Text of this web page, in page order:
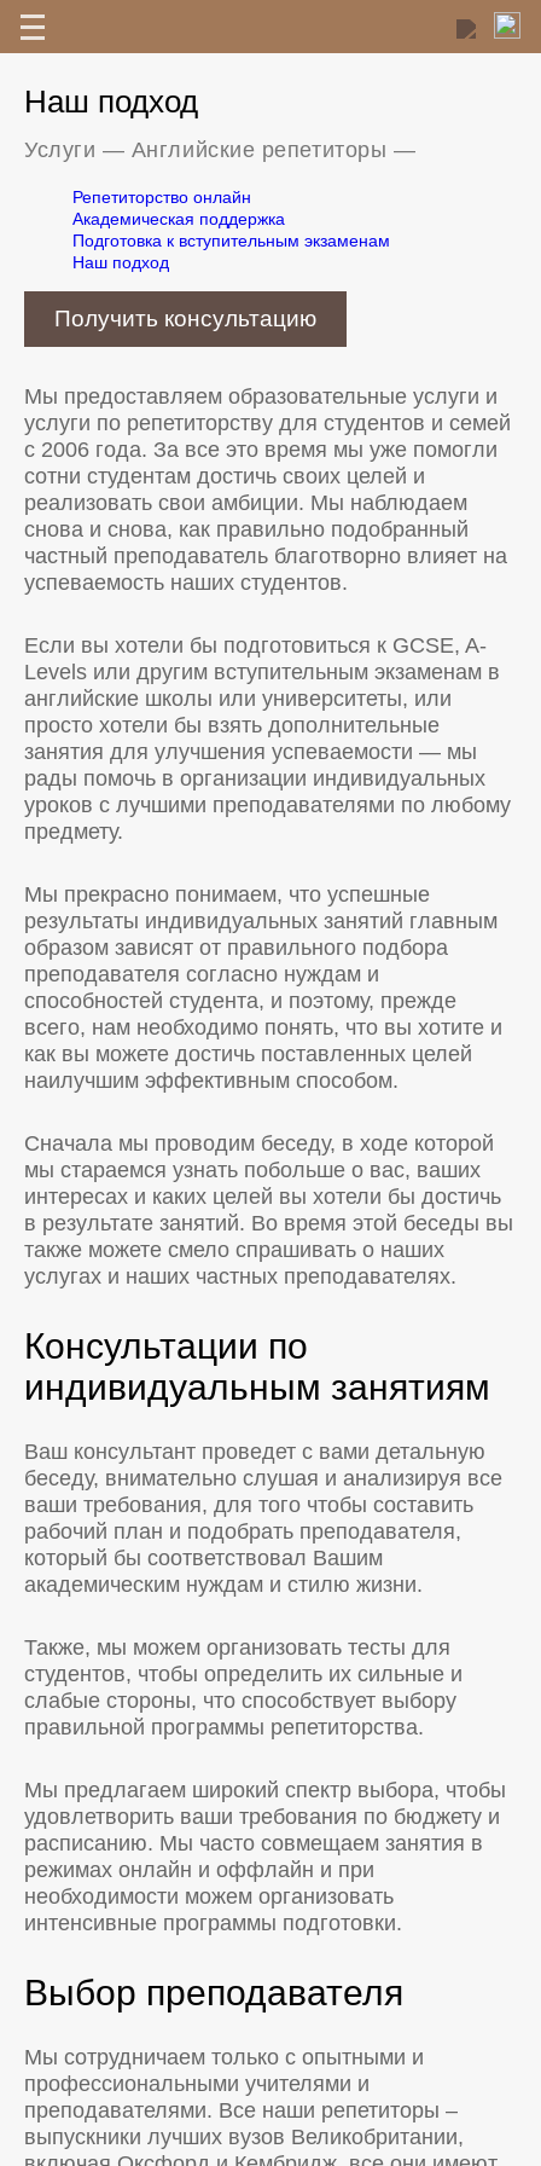
Наш подход
Услуги — Английские репетиторы —
Репетиторство онлайн
Академическая поддержка
Подготовка к вступительным экзаменам
Наш подход
Получить консультацию
Мы предоставляем образовательные услуги и
услуги по репетиторству для студентов и семей
с 2006 года. За все это время мы уже помогли
сотни студентам достичь своих целей и
реализовать свои амбиции. Мы наблюдаем
снова и снова, как правильно подобранный
частный преподаватель благотворно влияет на
успеваемость наших студентов.
Если вы хотели бы подготовиться к GCSE, A-
Levels или другим вступительным экзаменам в
английские школы или университеты, или
просто хотели бы взять дополнительные
занятия для улучшения успеваемости — мы
рады помочь в организации индивидуальных
уроков с лучшими преподавателями по любому
предмету.
Мы прекрасно понимаем, что успешные
результаты индивидуальных занятий главным
образом зависят от правильного подбора
преподавателя согласно нуждам и
способностей студента, и поэтому, прежде
всего, нам необходимо понять, что вы хотите и
как вы можете достичь поставленных целей
наилучшим эффективным способом.
Сначала мы проводим беседу, в ходе которой
мы стараемся узнать побольше о вас, ваших
интересах и каких целей вы хотели бы достичь
в результате занятий. Во время этой беседы вы
также можете смело спрашивать о наших
услугах и наших частных преподавателях.
Консультации по
индивидуальным занятиям
Ваш консультант проведет с вами детальную
беседу, внимательно слушая и анализируя все
ваши требования, для того чтобы составить
рабочий план и подобрать преподавателя,
который бы соответствовал Вашим
академическим нуждам и стилю жизни.
Также, мы можем организовать тесты для
студентов, чтобы определить их сильные и
слабые стороны, что способствует выбору
правильной программы репетиторства.
Мы предлагаем широкий спектр выбора, чтобы
удовлетворить ваши требования по бюджету и
расписанию. Мы часто совмещаем занятия в
режимах онлайн и оффлайн и при
необходимости можем организовать
интенсивные программы подготовки.
Выбор преподавателя
Мы сотрудничаем только с опытными и
профессиональными учителями и
преподавателями. Все наши репетиторы –
выпускники лучших вузов Великобритании,